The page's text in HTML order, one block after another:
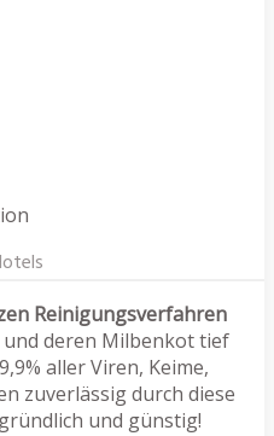
Reinigungsverfahren
und deren Milbenkot tief
aller Viren, Keime,
zuverlässig durch diese
und günstig!